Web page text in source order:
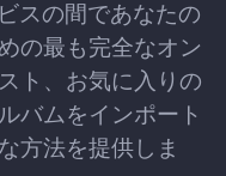
スの間であなたの
の最も完全なオン
ト、お気に入りの
バムをインポート
方法を提供しま